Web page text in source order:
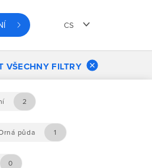
CS
2
půda 1
0
VŠECHNY FILTRY